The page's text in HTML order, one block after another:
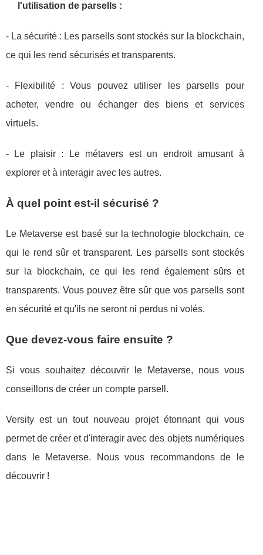
l'utilisation de parsells :
- La sécurité : Les parsells sont stockés sur la blockchain,
ce qui les rend sécurisés et transparents.
- Flexibilité : Vous pouvez utiliser les parsells pour
acheter, vendre ou échanger des biens et services
virtuels.
- Le plaisir : Le métavers est un endroit amusant à
explorer et à interagir avec les autres.
À quel point est-il sécurisé ?
Le Metaverse est basé sur la technologie blockchain, ce
qui le rend sûr et transparent. Les parsells sont stockés
sur la blockchain, ce qui les rend également sûrs et
transparents. Vous pouvez être sûr que vos parsells sont
en sécurité et qu'ils ne seront ni perdus ni volés.
Que devez-vous faire ensuite ?
Si vous souhaitez découvrir le Metaverse, nous vous
conseillons de créer un compte parsell.
Versity est un tout nouveau projet étonnant qui vous
permet de créer et d'interagir avec des objets numériques
dans le Metaverse. Nous vous recommandons de le
découvrir !